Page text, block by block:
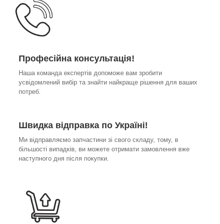
Професійна консультація!
Наша команда експертів допоможе вам зробити
усвідомлений вибір та знайти найкраще рішення для ваших
потреб.
Швидка відправка по Україні!
Ми відправляємо запчастини зі свого складу, тому, в
більшості випадків, ви можете отримати замовлення вже
наступного дня після покупки.